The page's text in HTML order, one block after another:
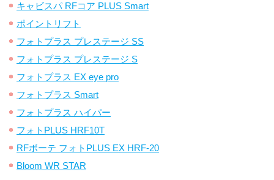
キャビスパ RFコア PLUS Smart
ポイントリフト
フォトプラス プレステージ SS
フォトプラス プレステージ S
フォトプラス EX eye pro
フォトプラス Smart
フォトプラス ハイパー
フォトPLUS HRF10T
RFボーテ フォトPLUS EX HRF-20
Bloom WR STAR